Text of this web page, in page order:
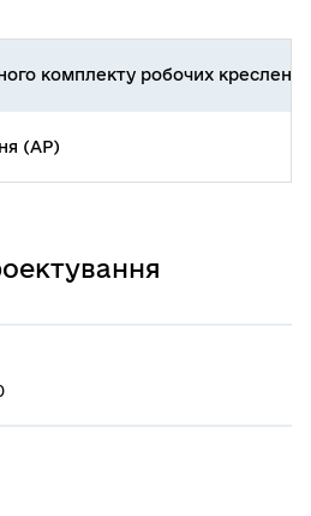
комплекту робочих креслень
(АР)